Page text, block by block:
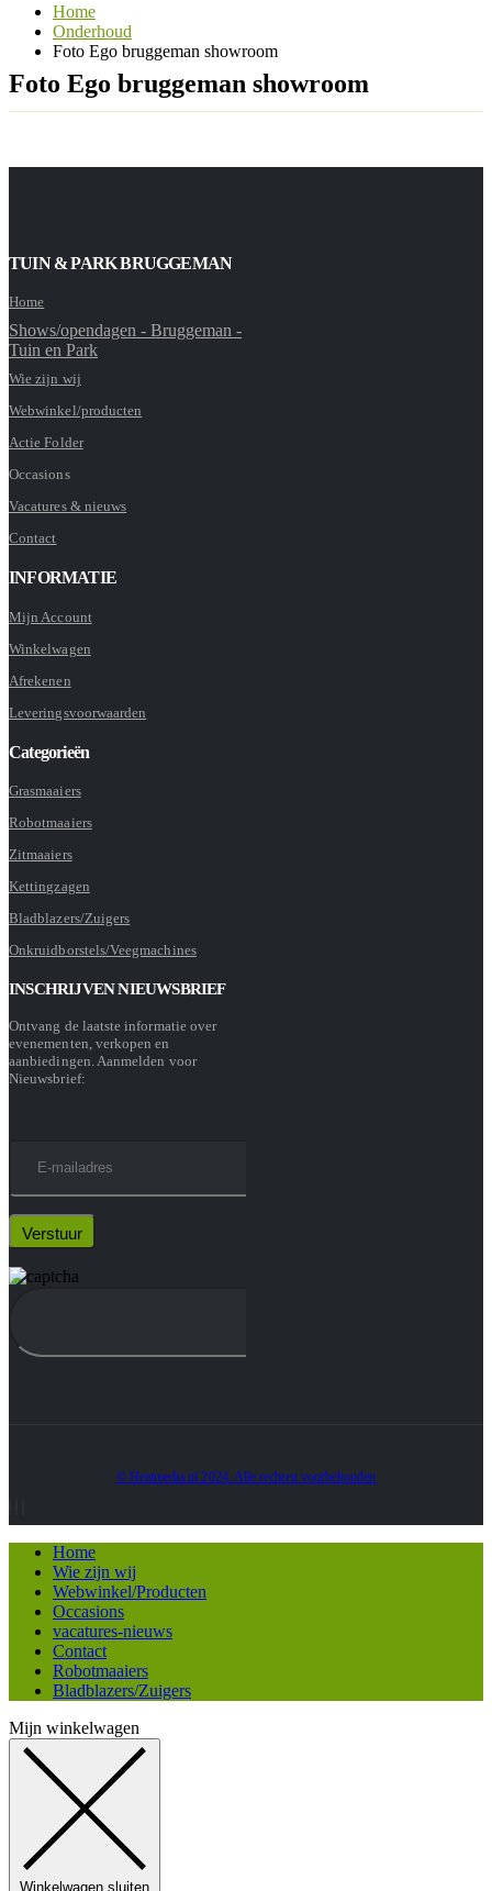
Home
Onderhoud
Foto Ego bruggeman showroom
Foto Ego bruggeman showroom
TUIN & PARK BRUGGEMAN
Home
Shows/opendagen - Bruggeman -
Tuin en Park
Wie zijn wij
Webwinkel/producten
Actie Folder
Occasions
Vacatures & nieuws
Contact
INFORMATIE
Mijn Account
Winkelwagen
Afrekenen
Leveringsvoorwaarden
Categorieën
Grasmaaiers
Robotmaaiers
Zitmaaiers
Kettingzagen
Bladblazers/Zuigers
Onkruidborstels/Veegmachines
INSCHRIJVEN NIEUWSBRIEF
Ontvang de laatste informatie over
evenementen, verkopen en
aanbiedingen. Aanmelden voor
Nieuwsbrief:
© Heatmedia.nl 2024. Alle rechten voorbehouden
Home
Wie zijn wij
Webwinkel/Producten
Occasions
vacatures-nieuws
Contact
Robotmaaiers
Bladblazers/Zuigers
Mijn winkelwagen
Winkelwagen sluiten